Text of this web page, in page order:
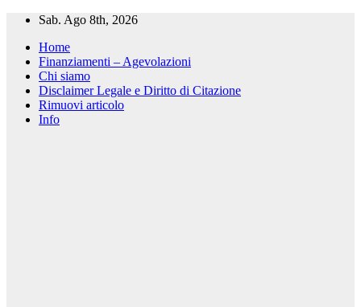
Salta
contenuto
Sab. Ago 8th, 2026
Home
Finanziamenti – Agevolazioni
Chi siamo
Disclaimer Legale e Diritto di Citazione
Rimuovi articolo
Info